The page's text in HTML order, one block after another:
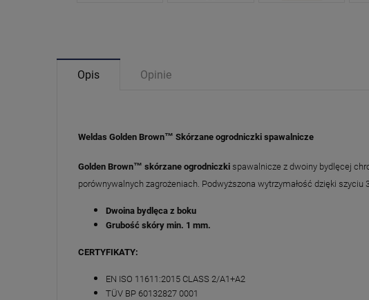
Opis Opinie
Weldas Golden Brown™ Skórzane ogrodniczki spawalnicze
Golden Brown™ skórzane ogrodniczki spawalnicze z dwoiny bydlęcej
porównywalnych zagrożeniach. Podwyższona wytrzymałość dzięki szyciu
Dwoina bydlęca z boku
Grubość skóry min. 1 mm.
CERTYFIKATY:
EN ISO 11611:2015 CLASS 2/A1+A2
TÜV BP 60132827 0001